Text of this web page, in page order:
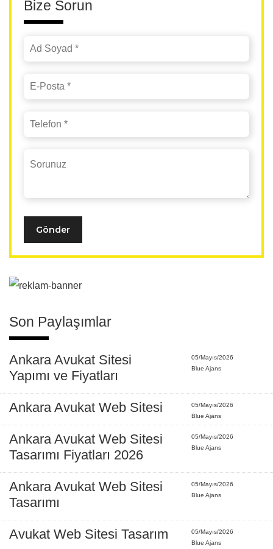
Bize Sorun
Gönder
Son Paylaşımlar
Ankara Avukat Sitesi
Yapımı ve Fiyatları
05/Mayıs/2026
Blue Ajans
Ankara Avukat Web Sitesi
05/Mayıs/2026
Blue Ajans
Ankara Avukat Web Sitesi
Tasarımı Fiyatları 2026
05/Mayıs/2026
Blue Ajans
Ankara Avukat Web Sitesi
Tasarımı
05/Mayıs/2026
Blue Ajans
Avukat Web Sitesi Tasarım
05/Mayıs/2026
Blue Ajans